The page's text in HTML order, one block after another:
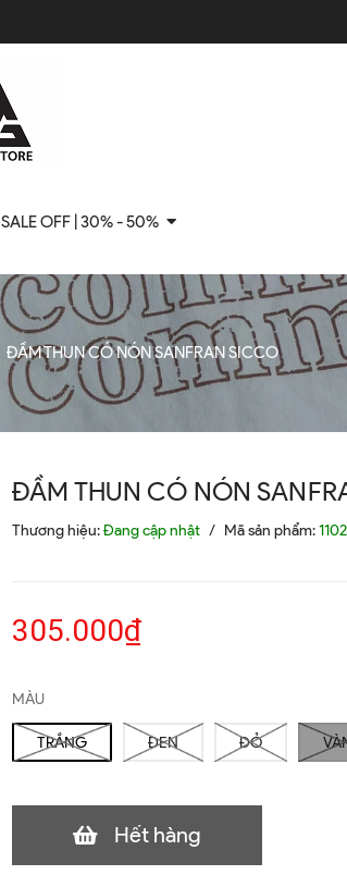
SALE OFF | 30% - 50%
ĐẦM THUN CÓ NÓN SANFRAN SICCO
ĐẦM THUN CÓ NÓN
Thương hiệu:Đang cập nhật / Mã sản phẩm:
305.000₫
MÀU
TRẮNG ĐEN ĐỎ
Hết hàng